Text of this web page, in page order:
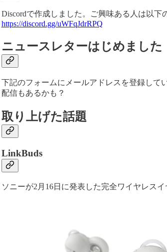
Discordで作成しました。ご興味ある人は以下
https://discord.gg/uWFqJdrRPQ
ニュースレターはじめました
下記のフォームにメールアドレスを登録して
配信もあるかも？
取り上げた話題
LinkBuds
ソニーが2月16日に発表した完全ワイヤレス